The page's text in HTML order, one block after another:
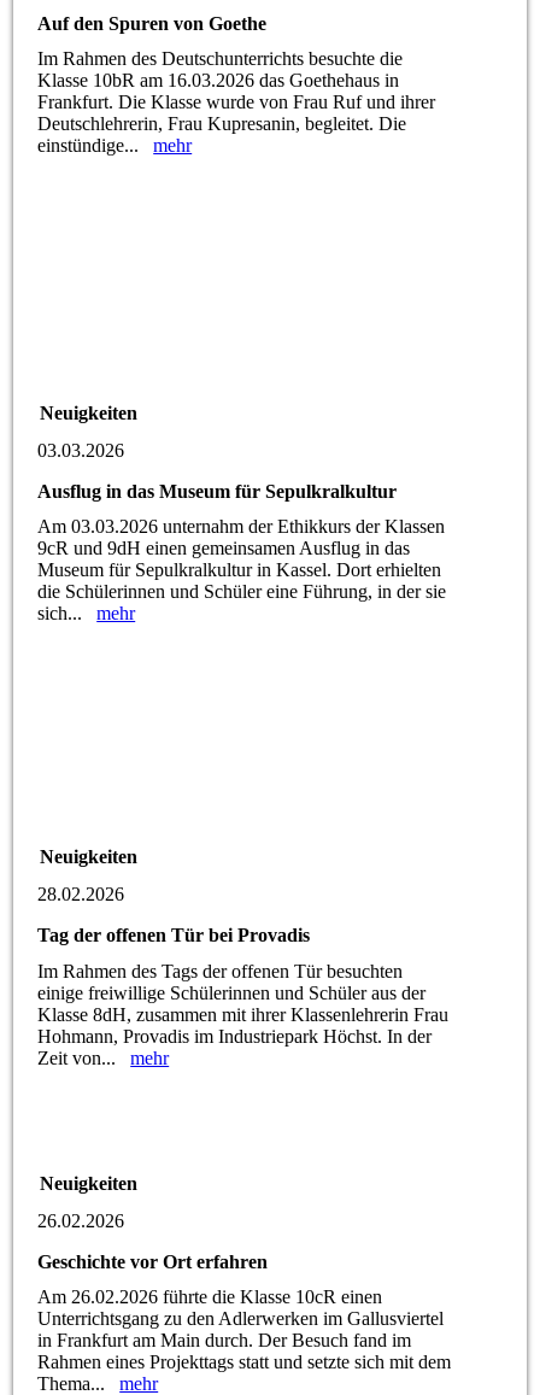
Auf den Spuren von Goethe
Im Rahmen des Deutschunterrichts besuchte die
Klasse 10bR am 16.03.2026 das Goethehaus in
Frankfurt. Die Klasse wurde von Frau Ruf und ihrer
Deutschlehrerin, Frau Kupresanin, begleitet. Die
einstündige...mehr
Neuigkeiten
03.03.2026
Ausflug in das Museum für Sepulkralkultur
Am 03.03.2026 unternahm der Ethikkurs der Klassen
9cR und 9dH einen gemeinsamen Ausflug in das
Museum für Sepulkralkultur in Kassel. Dort erhielten
die Schülerinnen und Schüler eine Führung, in der sie
sich...mehr
Neuigkeiten
28.02.2026
Tag der offenen Tür bei Provadis
Im Rahmen des Tags der offenen Tür besuchten
einige freiwillige Schülerinnen und Schüler aus der
Klasse 8dH, zusammen mit ihrer Klassenlehrerin Frau
Hohmann, Provadis im Industriepark Höchst. In der
Zeit von...mehr
Neuigkeiten
26.02.2026
Geschichte vor Ort erfahren
Am 26.02.2026 führte die Klasse 10cR einen
Unterrichtsgang zu den Adlerwerken im Gallusviertel
in Frankfurt am Main durch. Der Besuch fand im
Rahmen eines Projekttags statt und setzte sich mit dem
Thema...mehr